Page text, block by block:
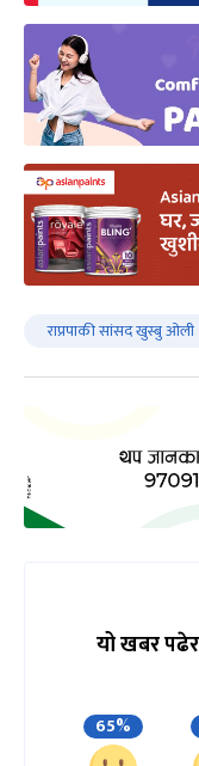
राप्रपाकी सांसद खुस्बु ओली
यो खबर
65%